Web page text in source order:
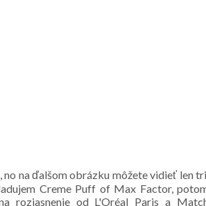
no na ďalšom obrázku môžete vidieť len
Creme Puff of Max Factor,
rozjasnenie od L'Oréal Paris a